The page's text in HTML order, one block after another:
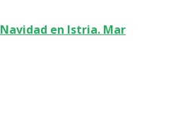
Navidad en Istria. Mar